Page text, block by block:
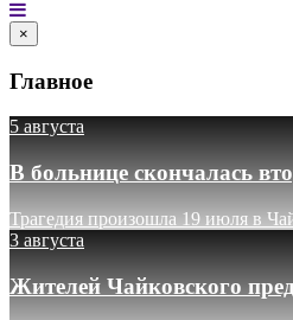
×
Главное
5 августа
В больнице скончалась
Трагедия произошла 19 июля в
3 августа
Жителей Чайковского